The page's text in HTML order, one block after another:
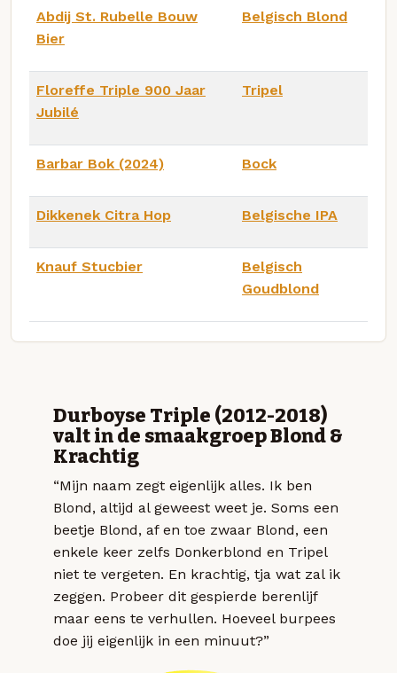
Abdij St. Rubelle Bouw
Bier
Belgisch Blond
Floreffe Triple 900 Jaar
Jubilé
Tripel
Barbar Bok (2024) Bock
Dikkenek Citra Hop Belgische IPA
Knauf Stucbier
Belgisch
Goudblond
Durboyse Triple (2012-2018)
valt in de smaakgroep Blond &
Krachtig
“Mijn naam zegt eigenlijk alles. Ik ben
Blond, altijd al geweest weet je. Soms een
beetje Blond, af en toe zwaar Blond, een
enkele keer zelfs Donkerblond en Tripel
niet te vergeten. En krachtig, tja wat zal ik
zeggen. Probeer dit gespierde berenlijf
maar eens te verhullen. Hoeveel burpees
doe jij eigenlijk in een minuut?”